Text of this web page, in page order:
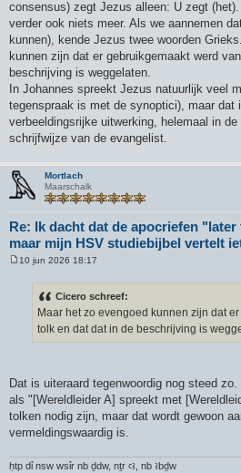
consensus) zegt Jezus alleen: U zegt
verder ook niets meer. Als we aannemen
kunnen), kende Jezus twee woorden
kunnen zijn dat er gebruikgemaakt werd
beschrijving is weggelaten.
In Johannes spreekt Jezus natuurlijk veel
tegenspraak is met de synoptici), maar dat
verbeeldingsrijke uitwerking, helemaal in
schrijfwijze van de evangelist.
Mortlach
Maarschalk
Re: Ik dacht dat de apocriefen
maar mijn HSV studiebijbel vertelt
10 jun 2026 18:17
Cicero schreef:
Maar het zo evengoed kunnen zijn dat
tolk en dat dat in de beschrijving is
Dat is uiteraard tegenwoordig nog steed
als "[Wereldleider A] spreekt met
tolken nodig zijn, maar dat wordt gewoon
vermeldingswaardig is.
ḥtp dỉ nsw wsỉr nb ḏdw, nṯr ꜥꜣ, nb ꜣbḏw